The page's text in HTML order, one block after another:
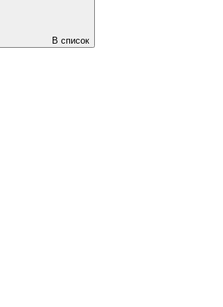
В список